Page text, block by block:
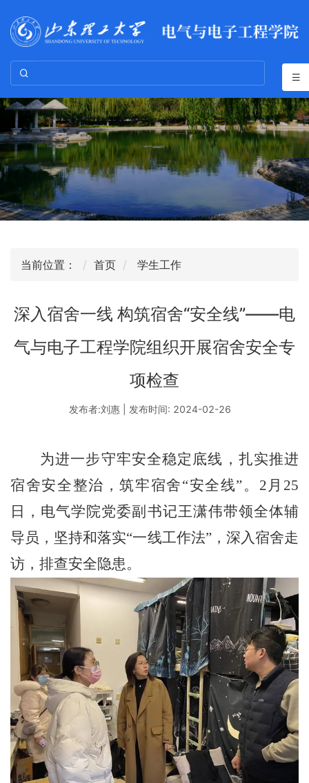
当前位置： 首页 学生工作
深入宿舍一线 构筑宿舍“安全线”——电
气与电子工程学院组织开展宿舍安全专
项检查
发布者:刘惠 | 发布时间: 2024-02-26
为进一步守牢安全稳定底线，扎实推进
宿舍安全整治，筑牢宿舍“安全线”。2月25
日，电气学院党委副书记王潇伟带领全体辅
导员，坚持和落实“一线工作法”，深入宿舍走
访，排查安全隐患。